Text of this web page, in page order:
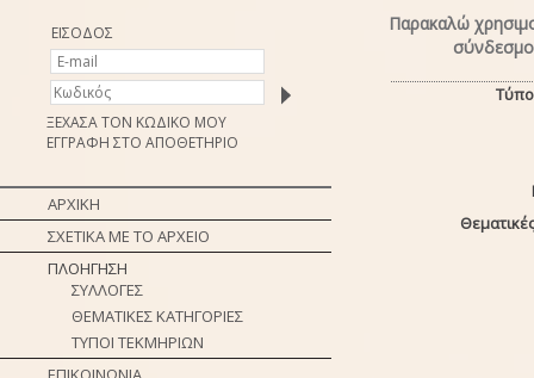
ΕΙΣΟΔΟΣ
ΞΕΧΑΣΑ ΤΟΝ ΚΩΔΙΚΟ ΜΟΥ
ΕΓΓΡΑΦΗ ΣΤΟ ΑΠΟΘΕΤΗΡΙΟ
ΑΡΧΙΚΗ
ΣΧΕΤΙΚΑ ΜΕ ΤΟ ΑΡΧΕΙΟ
ΠΛΟΗΓΗΣΗ
ΣΥΛΛΟΓΕΣ
ΘΕΜΑΤΙΚΕΣ ΚΑΤΗΓΟΡΙΕΣ
ΤΥΠΟΙ ΤΕΚΜΗΡΙΩΝ
Παρακαλώ